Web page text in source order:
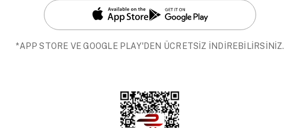
*APP STORE VE GOOGLE PLAY'DEN ÜCRETSİZ İNDİREBİLİRSİNİZ.